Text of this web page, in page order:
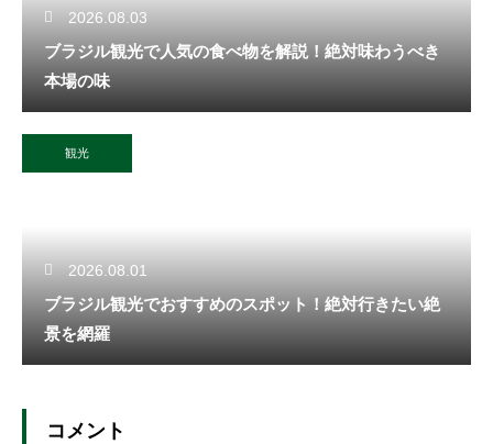
2026.08.03
ブラジル観光で人気の食べ物を解説！絶対味わうべき
本場の味
観光
2026.08.01
ブラジル観光でおすすめのスポット！絶対行きたい絶
景を網羅
コメント